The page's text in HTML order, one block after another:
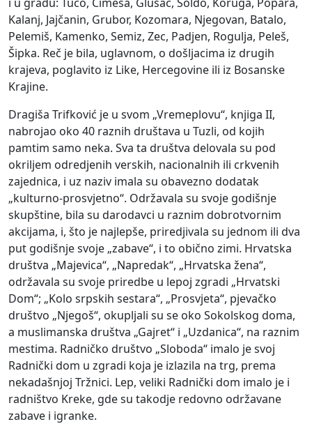
Kalanj, Jajčanin, Grubor, Kozomara, Njegovan, Batalo,
Pelemiš, Kamenko, Semiz, Zec, Padjen, Rogulja, Peleš,
Šipka. Reč je bila, uglavnom, o došljacima iz drugih
krajeva, poglavito iz Like, Hercegovine ili iz Bosanske
Krajine.
Dragiša Trifković je u svom „Vremeplovu“, knjiga II,
nabrojao oko 40 raznih društava u Tuzli, od kojih
pamtim samo neka. Sva ta društva delovala su pod
okriljem odredjenih verskih, nacionalnih ili crkvenih
zajednica, i uz naziv imala su obavezno dodatak
„kulturno-prosvjetno“. Održavala su svoje godišnje
skupštine, bila su darodavci u raznim dobrotvornim
akcijama, i, što je najlepše, priredjivala su jednom ili dva
put godišnje svoje „zabave“, i to obično zimi. Hrvatska
društva „Majevica“, „Napredak“, „Hrvatska žena“,
održavala su svoje priredbe u lepoj zgradi „Hrvatski
Dom“; „Kolo srpskih sestara“, „Prosvjeta“, pjevačko
društvo „Njegoš“, okupljali su se oko Sokolskog doma,
a muslimanska društva „Gajret“ i „Uzdanica“, na raznim
mestima. Radničko društvo „Sloboda“ imalo je svoj
Radnički dom u zgradi koja je izlazila na trg, prema
nekadašnjoj Tržnici. Lep, veliki Radnički dom imalo je i
radništvo Kreke, gde su takodje redovno održavane
zabave i igranke.